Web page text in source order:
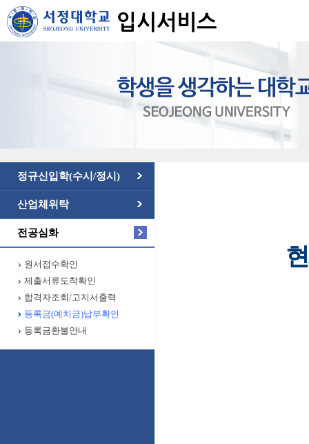
정규신입학(수시/정시)
산업체위탁
전공심화
원서접수확인
제출서류도착확인
합격자조회/고지서출력
등록금(예치금)납부확인
등록금환불안내